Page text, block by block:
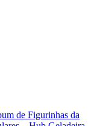
de Figurinhas da